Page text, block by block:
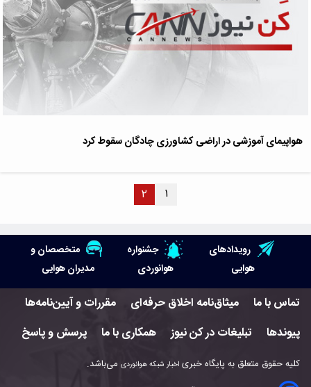
هواپیمای آموزشی در اراضی کشاورزی چادگان سقوط کرد
۱ ۲
رویدادهای
هوایی
جشنواره
هوانوردی
متخصصان و
مدیران هوایی
تماس با ما میثاق‌نامه اخلاق حرفه‌ای
مقررات و آیین‌نامه‌ها
پیوندها
تبلیغات در کن نیوز همکاری با ما پرسش و پاسخ
کلیه حقوق متعلق به پایگاه خبری اخبار شبکه هوانوردی می‌باشد.